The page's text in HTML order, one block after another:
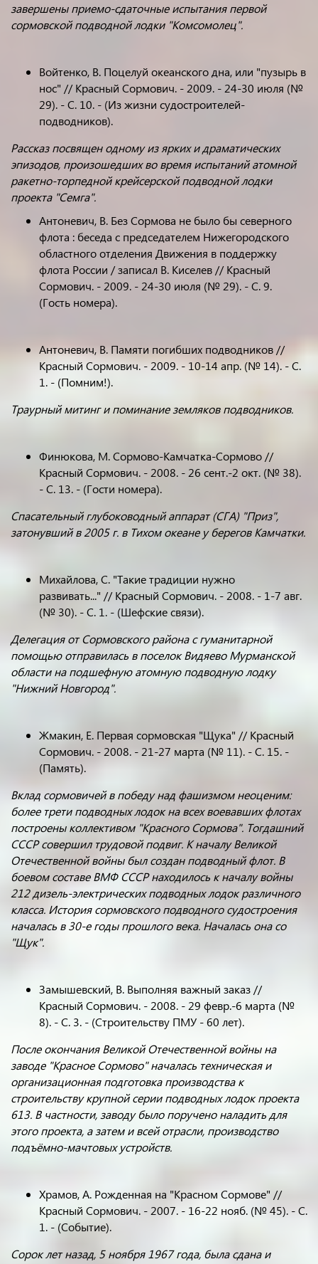
завершены приемо-сдаточные испытания первой
сормовской подводной лодки "Комсомолец".
Войтенко, В. Поцелуй океанского дна, или "пузырь в
нос" // Красный Сормович. - 2009. - 24-30 июля (№
29). - С. 10. - (Из жизни судостроителей-
подводников).
Рассказ посвящен одному из ярких и драматических
эпизодов, произошедших во время испытаний атомной
ракетно-торпедной крейсерской подводной лодки
проекта "Семга".
Антоневич, В. Без Сормова не было бы северного
флота : беседа с председателем Нижегородского
областного отделения Движения в поддержку
флота России / записал В. Киселев // Красный
Сормович. - 2009. - 24-30 июля (№ 29). - С. 9.
(Гость номера).
Антоневич, В. Памяти погибших подводников //
Красный Сормович. - 2009. - 10-14 апр. (№ 14). - С.
1. - (Помним!).
Траурный митинг и поминание земляков подводников.
Финюкова, М. Сормово-Камчатка-Сормово //
Красный Сормович. - 2008. - 26 сент.-2 окт. (№ 38).
- С. 13. - (Гости номера).
Спасательный глубоководный аппарат (СГА) "Приз",
затонувший в 2005 г. в Тихом океане у берегов Камчатки.
Михайлова, С. "Такие традиции нужно
развивать..." // Красный Сормович. - 2008. - 1-7 авг.
(№ 30). - С. 1. - (Шефские связи).
Делегация от Сормовского района с гуманитарной
помощью отправилась в поселок Видяево Мурманской
области на подшефную атомную подводную лодку
"Нижний Новгород".
Жмакин, Е. Первая сормовская "Щука" // Красный
Сормович. - 2008. - 21-27 марта (№ 11). - С. 15. -
(Память).
Вклад сормовичей в победу над фашизмом неоценим:
более трети подводных лодок на всех воевавших флотах
построены коллективом "Красного Сормова". Тогдашний
СССР совершил трудовой подвиг. К началу Великой
Отечественной войны был создан подводный флот. В
боевом составе ВМФ СССР находилось к началу войны
212 дизель-электрических подводных лодок различного
класса. История сормовского подводного судостроения
началась в 30-е годы прошлого века. Началась она со
"Щук".
Замышевский, В. Выполняя важный заказ //
Красный Сормович. - 2008. - 29 февр.-6 марта (№
8). - С. 3. - (Строительству ПМУ - 60 лет).
После окончания Великой Отечественной войны на
заводе "Красное Сормово" началась техническая и
организационная подготовка производства к
строительству крупной серии подводных лодок проекта
613. В частности, заводу было поручено наладить для
этого проекта, а затем и всей отрасли, производство
подъёмно-мачтовых устройств.
Храмов, А. Рожденная на "Красном Сормове" //
Красный Сормович. - 2007. - 16-22 нояб. (№ 45). - С.
1. - (Событие).
Сорок лет назад, 5 ноября 1967 года, была сдана и